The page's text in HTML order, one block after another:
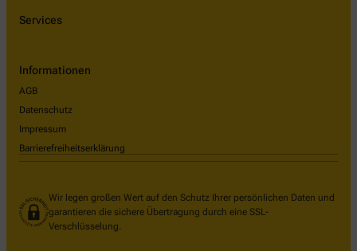
Services
Informationen
AGB
Datenschutz
Impressum
Barrierefreiheitserklärung
Wir legen großen Wert auf den Schutz Ihrer persönlichen Daten und
garantieren die sichere Übertragung durch eine SSL-
Verschlüsselung.